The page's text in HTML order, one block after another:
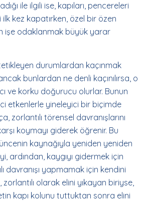
ile ilgili ise, kapıları, pencereleri
kez kapatırken, özel bir özen
işe odaklanmak büyük yarar
durumlardan kaçınmak
bunlardan ne denli kaçınılırsa, o
ve korku doğurucu olurlar. Bunun
etkenlerle yineleyici bir biçimde
zorlantılı törensel davranışlarını
koymayı giderek öğrenir. Bu
kaynağıyla yeniden yeniden
ardından, kaygıyı gidermek için
davranışı yapmamak için kendini
olarak elini yıkayan biriyse,
kapı kolunu tuttuktan sonra elini